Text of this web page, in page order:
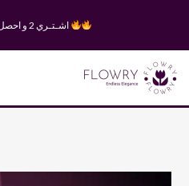
المحتوى
اشـتـري 2 و احصل على 1 مجاناً